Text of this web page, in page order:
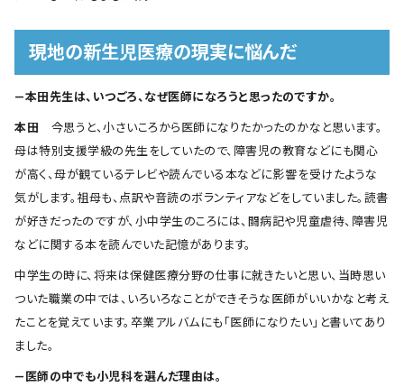
現地の新生児医療の現実に悩んだ
―本田先生は、いつごろ、なぜ医師になろうと思ったのですか。
本田
今思うと、小さいころから医師になりたかったのかなと思います。
母は特別支援学級の先生をしていたので、障害児の教育などにも関心
が高く、母が観ているテレビや読んでいる本などに影響を受けたような
気がします。祖母も、点訳や音読のボランティアなどをしていました。読書
が好きだったのですが、小中学生のころには、闘病記や児童虐待、障害児
などに関する本を読んでいた記憶があります。
中学生の時に、将来は保健医療分野の仕事に就きたいと思い、当時思い
ついた職業の中では、いろいろなことができそうな医師がいいかなと考え
たことを覚えています。卒業アルバムにも「医師になりたい」と書いてあり
ました。
―医師の中でも小児科を選んだ理由は。